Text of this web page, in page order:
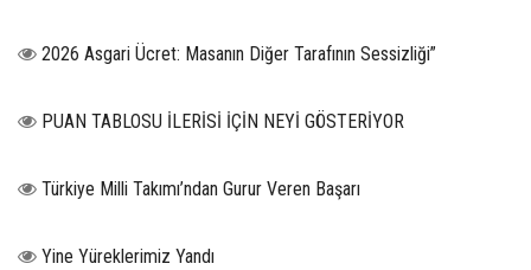
2026 Asgari Ücret: Masanın Diğer Tarafının Sessizliği”
PUAN TABLOSU İLERİSİ İÇİN NEYİ GÖSTERİYOR
Türkiye Milli Takımı’ndan Gurur Veren Başarı
Yine Yüreklerimiz Yandı